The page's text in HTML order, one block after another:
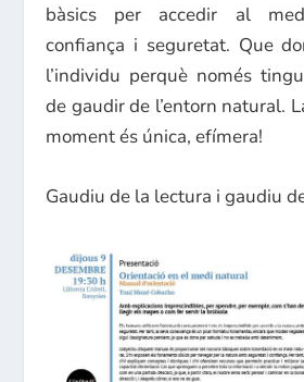
bàsics per accedir al
confiança i seguretat. Que
l’individu perquè només
de gaudir de l’entorn natural.
moment és única, efímera!
Gaudiu de la lectura i gaudiu